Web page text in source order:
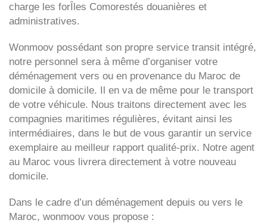
charge les forÎles Comorestés douanières et
administratives.
Wonmoov possédant son propre service transit intégré,
notre personnel sera à même d’organiser votre
déménagement vers ou en provenance du Maroc de
domicile à domicile. Il en va de même pour le transport
de votre véhicule. Nous traitons directement avec les
compagnies maritimes régulières, évitant ainsi les
intermédiaires, dans le but de vous garantir un service
exemplaire au meilleur rapport qualité-prix. Notre agent
au Maroc vous livrera directement à votre nouveau
domicile.
Dans le cadre d’un déménagement depuis ou vers le
Maroc, wonmoov vous propose :